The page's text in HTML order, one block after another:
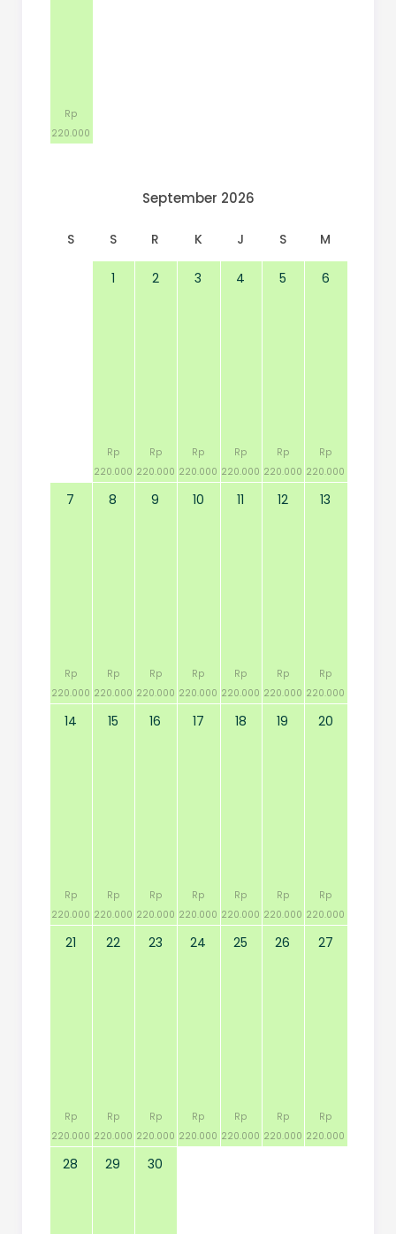
Rp
220.000
September 2026
S S R K J S M
1
Rp
220.000
2
Rp
220.000
3
Rp
220.000
4
Rp
220.000
5
Rp
220.000
6
Rp
220.000
7
Rp
220.000
8
Rp
220.000
9
Rp
220.000
10
Rp
220.000
11
Rp
220.000
12
Rp
220.000
13
Rp
220.000
14
Rp
220.000
15
Rp
220.000
16
Rp
220.000
17
Rp
220.000
18
Rp
220.000
19
Rp
220.000
20
Rp
220.000
21
Rp
220.000
22
Rp
220.000
23
Rp
220.000
24
Rp
220.000
25
Rp
220.000
26
Rp
220.000
27
Rp
220.000
28 29 30